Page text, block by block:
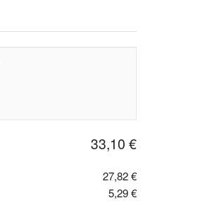
33,10 €
27,82 €
5,29 €